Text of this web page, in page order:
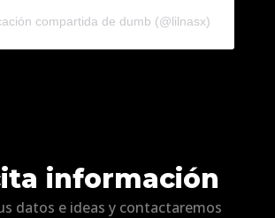
compartida de dumb (@lilnasx)
información
datos e ideas y contactaremos